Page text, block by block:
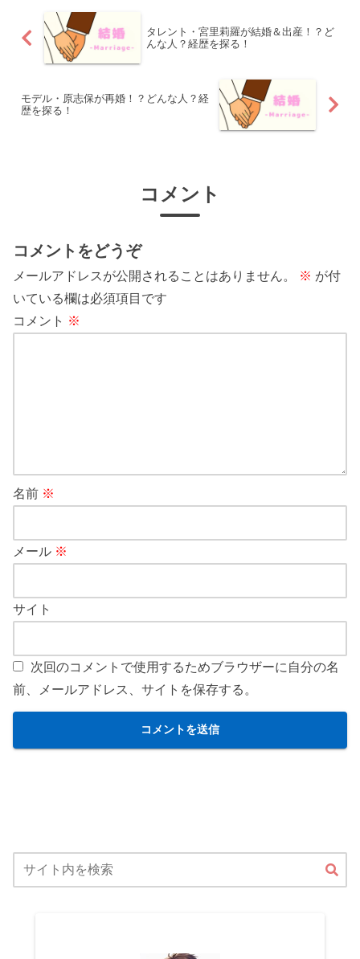
タレント・宮里莉羅が結婚＆出産！？ど
んな人？経歴を探る！
モデル・原志保が再婚！？どんな人？経
歴を探る！
コメント
コメントをどうぞ
メールアドレスが公開されることはありません。 ※ が付
いている欄は必須項目です
コメント ※
名前 ※
メール ※
サイト
次回のコメントで使用するためブラウザーに自分の名
前、メールアドレス、サイトを保存する。